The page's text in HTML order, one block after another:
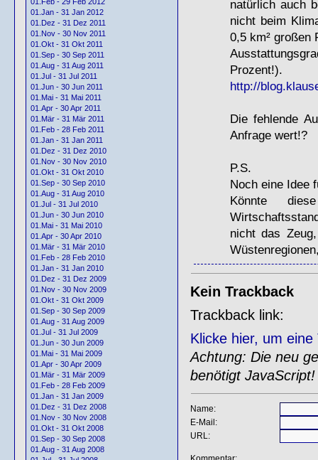
01.Jan - 31 Jan 2012
01.Dez - 31 Dez 2011
01.Nov - 30 Nov 2011
01.Okt - 31 Okt 2011
01.Sep - 30 Sep 2011
01.Aug - 31 Aug 2011
01.Jul - 31 Jul 2011
01.Jun - 30 Jun 2011
01.Mai - 31 Mai 2011
01.Apr - 30 Apr 2011
01.Mär - 31 Mär 2011
01.Feb - 28 Feb 2011
01.Jan - 31 Jan 2011
01.Dez - 31 Dez 2010
01.Nov - 30 Nov 2010
01.Okt - 31 Okt 2010
01.Sep - 30 Sep 2010
01.Aug - 31 Aug 2010
01.Jul - 31 Jul 2010
01.Jun - 30 Jun 2010
01.Mai - 31 Mai 2010
01.Apr - 30 Apr 2010
01.Mär - 31 Mär 2010
01.Feb - 28 Feb 2010
01.Jan - 31 Jan 2010
01.Dez - 31 Dez 2009
01.Nov - 30 Nov 2009
01.Okt - 31 Okt 2009
01.Sep - 30 Sep 2009
01.Aug - 31 Aug 2009
01.Jul - 31 Jul 2009
01.Jun - 30 Jun 2009
01.Mai - 31 Mai 2009
01.Apr - 30 Apr 2009
01.Mär - 31 Mär 2009
01.Feb - 28 Feb 2009
01.Jan - 31 Jan 2009
01.Dez - 31 Dez 2008
01.Nov - 30 Nov 2008
01.Okt - 31 Okt 2008
01.Sep - 30 Sep 2008
01.Aug - 31 Aug 2008
natürlich auch
nicht beim
0,5 km² großen
Prozent!).
http://
Die fehlende
Anfrage wert!?
P.S.
Noch eine Idee
Könnte
nicht das
Kein Trackback
Trackback link:
Klicke hier, um
Achtung: Die neu
benötigt JavaScript!
Name:
E-Mail:
URL: